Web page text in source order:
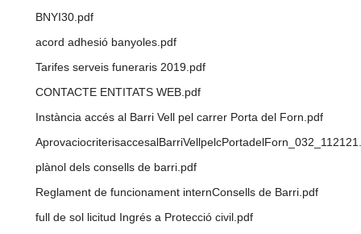
BNYI30.pdf
acord adhesió banyoles.pdf
Tarifes serveis funeraris 2019.pdf
CONTACTE ENTITATS WEB.pdf
Instància accés al Barri Vell pel carrer Porta del Forn.pdf
plànol dels consells de barri.pdf
Reglament de funcionament internConsells de Barri.pdf
full de sol licitud Ingrés a Protecció civil.pdf